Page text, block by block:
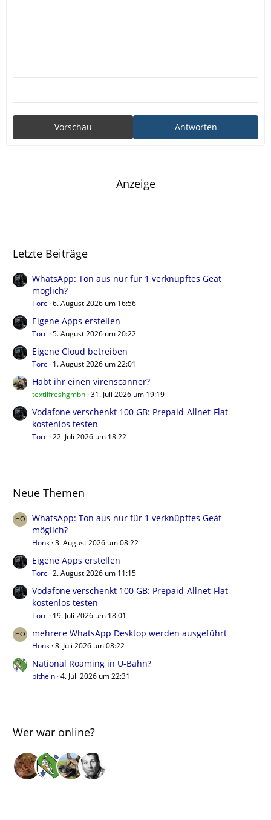
Antworten
Vorschau
Anzeige
Letzte Beiträge
WhatsApp: Ton aus nur für 1 verknüpftes Geät
möglich?
Torc 6. August 2026 um 16:56
Eigene Apps erstellen
Torc 5. August 2026 um 20:22
Eigene Cloud betreiben
Torc 1. August 2026 um 22:01
Habt ihr einen virenscanner?
textilfreshgmbh 31. Juli 2026 um 19:19
Vodafone verschenkt 100 GB: Prepaid-Allnet-Flat
kostenlos testen
Torc 22. Juli 2026 um 18:22
Neue Themen
WhatsApp: Ton aus nur für 1 verknüpftes Geät
möglich?
Honk 3. August 2026 um 08:22
Eigene Apps erstellen
Torc 2. August 2026 um 11:15
Vodafone verschenkt 100 GB: Prepaid-Allnet-Flat
kostenlos testen
Torc 19. Juli 2026 um 18:01
mehrere WhatsApp Desktop werden ausgeführt
Honk 8. Juli 2026 um 08:22
National Roaming in U-Bahn?
pithein 4. Juli 2026 um 22:31
Wer war online?